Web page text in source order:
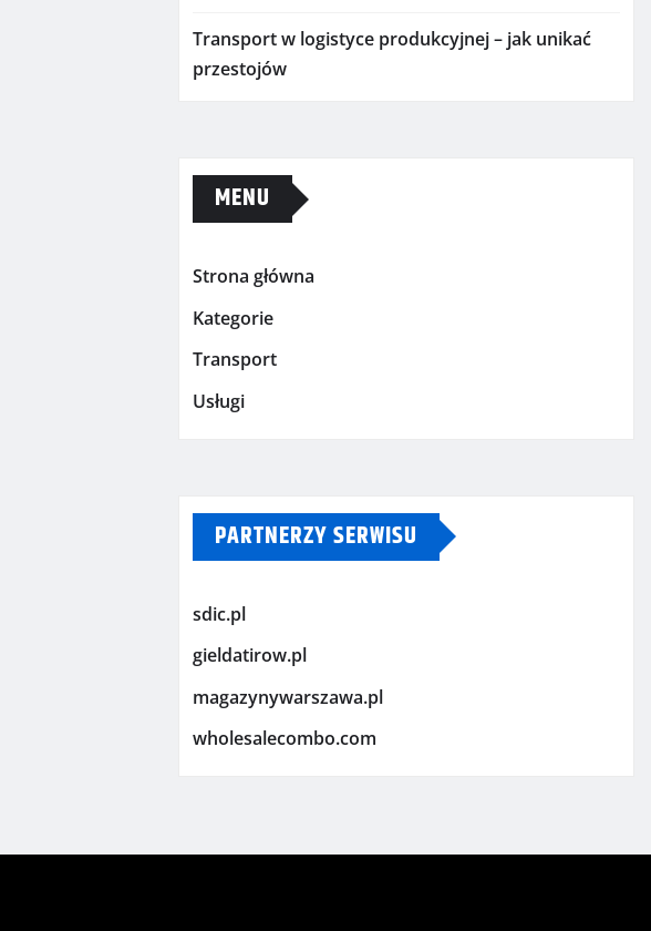
Transport w logistyce produkcyjnej – jak unikać
przestojów
MENU
Strona główna
Kategorie
Transport
Usługi
PARTNERZY SERWISU
sdic.pl
gieldatirow.pl
magazynywarszawa.pl
wholesalecombo.com